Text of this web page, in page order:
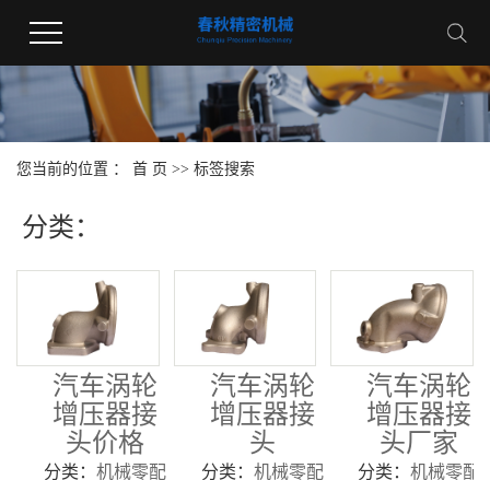
您当前的位置 ： 首 页 >> 标签搜索
分类：
汽车涡轮
增压器接
头价格
分类：机械零配
汽车涡轮
增压器接
头
分类： 机械零配
汽车涡轮
增压器接
头厂家
分类：机械零配